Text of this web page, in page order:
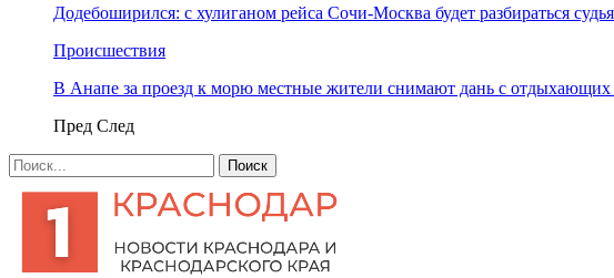
Додебоширился: с хулиганом рейса Сочи-Москва будет разбираться
Происшествия
В Анапе за проезд к морю местные жители снимают дань с
Пред След